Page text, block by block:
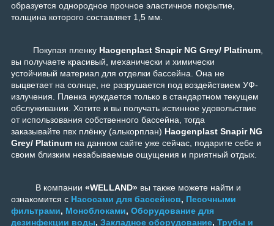
образуется однородное прочное эластичное покрытие,
толщина которого составляет 1,5 мм.
Покупая пленку Haogenplast Snapir NG Grey/ Platinum,
вы получаете красивый, механически и химически
устойчивый материал для отделки бассейна. Она не
выцветает на солнце, не разрушается под воздействием УФ-
излучения. Пленка нуждается только в стандартном текущем
обслуживании. Хотите и вы получать истинное удовольствие
от использования собственного бассейна, тогда
заказывайте пвх плёнку (алькорплан) Haogenplast Snapir NG
Grey/ Platinum на данном сайте уже сейчас, подарите себе и
своим близким незабываемые ощущения и приятный отдых.
В компании «WELLAND» вы также можете найти и
ознакомится с Насосами для бассейнов, Песочными
фильтрами, Моноблоками, Оборудование для
дезинфекции воды, Закладное оборудование, Трубы и